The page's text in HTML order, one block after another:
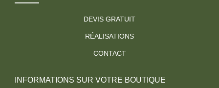
DEVIS GRATUIT
RÉALISATIONS
CONTACT
INFORMATIONS SUR VOTRE BOUTIQUE